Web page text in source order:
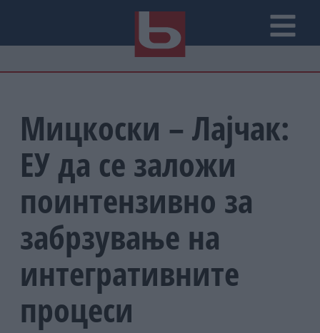
Мицкоски – Лајчак:
ЕУ да се заложи
поинтензивно за
забрзување на
интегративните
процеси